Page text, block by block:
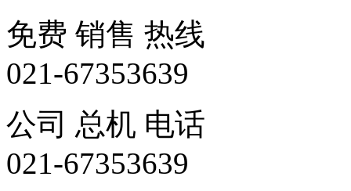
免费 销售 热线
021-67353639
公司 总机 电话
021-67353639